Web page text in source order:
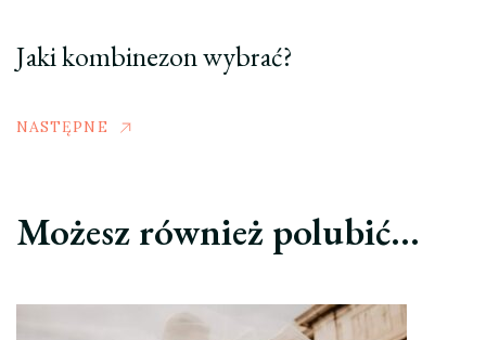
Jaki kombinezon wybrać?
NASTĘPNE
Możesz również polubić…